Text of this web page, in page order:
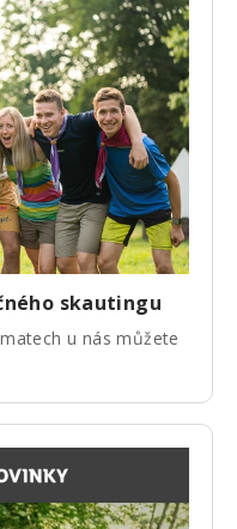
skautingu
u nás můžete